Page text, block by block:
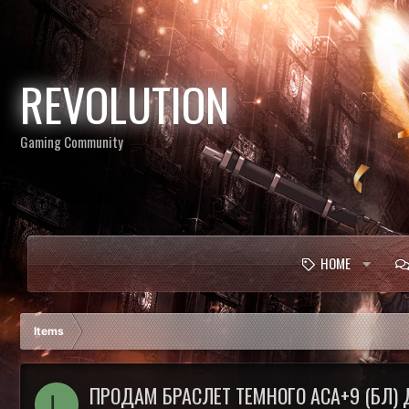
REVOLUTION
Gaming Community
HOME
Items
ПРОДАМ БРАСЛЕТ ТЕМНОГО АСА+9 (БЛ)